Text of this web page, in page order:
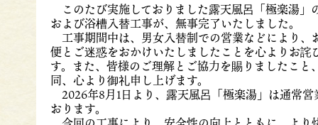
このたび実施しておりました露天風呂「極楽湯」
および浴槽入替工事が、無事完了いたしました。
工事期間中は、男女入替制での営業などにより、
便とご迷惑をおかけいたしましたことを心よりお詫
す。また、皆様のご理解とご協力を賜りましたこと
同、心より御礼申し上げます。
2026年8月1日より、露天風呂「極楽湯」は通常営
おります。